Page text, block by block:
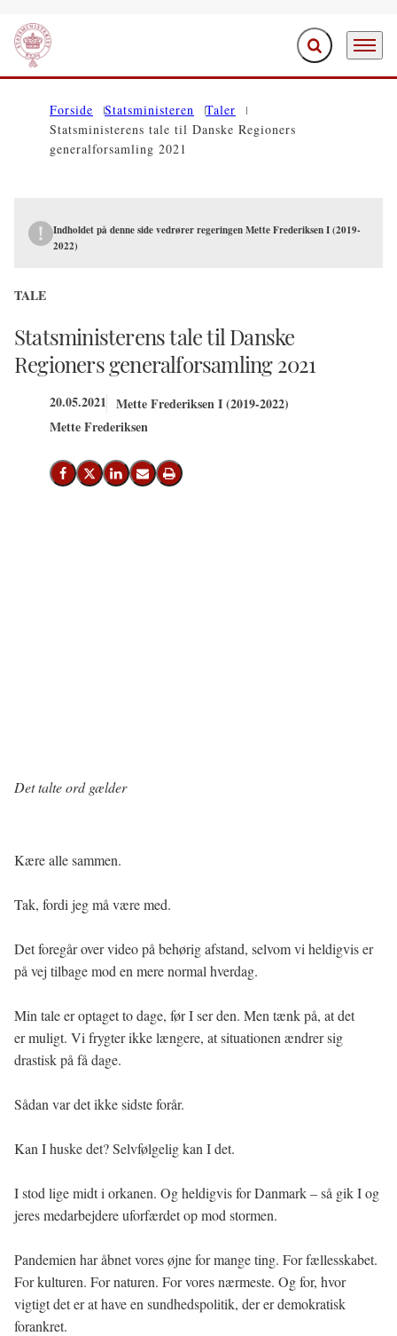
Gå til forsiden Fold søgefelt ud
Menu
Forside Statsministeren
Taler
Statsministerens tale til Danske Regioners
generalforsamling 2021
Indholdet på denne side vedrører regeringen Mette Frederiksen I (2019-
2022)
TALE
Statsministerens tale til Danske
Regioners generalforsamling 2021
20.05.2021 Mette Frederiksen I (2019-2022)
Mette Frederiksen
Del på Facebook
Del på X (Twitter)
Del på LinkedIn
Send email
Print
Det talte ord gælder
Kære alle sammen.
Tak, fordi jeg må være med.
Det foregår over video på behørig afstand, selvom vi heldigvis er
på vej tilbage mod en mere normal hverdag.
Min tale er optaget to dage, før I ser den. Men tænk på, at det
er muligt. Vi frygter ikke længere, at situationen ændrer sig
drastisk på få dage.
Sådan var det ikke sidste forår.
Kan I huske det? Selvfølgelig kan I det.
I stod lige midt i orkanen. Og heldigvis for Danmark – så gik I og
jeres medarbejdere uforfærdet op mod stormen.
Pandemien har åbnet vores øjne for mange ting. For fællesskabet.
For kulturen. For naturen. For vores nærmeste. Og for, hvor
vigtigt det er at have en sundhedspolitik, der er demokratisk
forankret.